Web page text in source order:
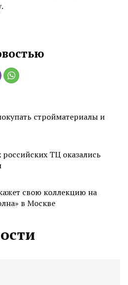
стройматериалы и
ТЦ оказались
свою коллекцию на
в Москве